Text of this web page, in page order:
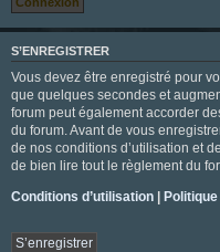
S’ENREGISTRER
Vous devez être enregistré pour
que quelques secondes et
forum peut également accorder
du forum. Avant de vous
de nos conditions d’utilisation et
de bien lire tout le règlement du
Conditions d’utilisation |
S’enregistrer